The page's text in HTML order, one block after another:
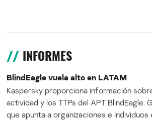
INFORMES
BlindEagle vuela alto en LATAM
Kaspersky proporciona información
actividad y los TTPs del APT BlindEagle.
que apunta a organizaciones e individuos